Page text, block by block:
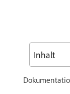
Inhalt